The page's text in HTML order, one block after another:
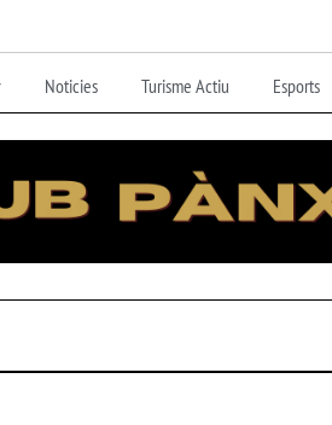
Noticies Turisme Actiu Esports